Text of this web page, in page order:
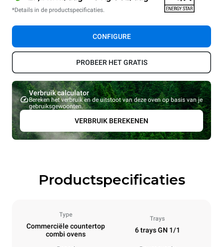
*Details in de productspecificaties.
CONFIGURE
PROBEER HET GRATIS
Verbruik calculator
Bereken het verbruik en de uitstoot van deze oven op basis van je
gebruiksgewoonten.
VERBRUIK BEREKENEN
Productspecificaties
Type
Commerciële countertop
combi ovens
Trays
6 trays GN 1/1